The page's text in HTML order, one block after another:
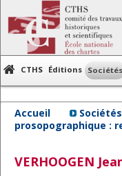
CTHS Éditions Sociétés
Accueil
prosopographique :
VERHOOGEN